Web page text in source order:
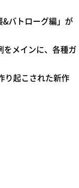
バトローグ編」が
をメインに、各種ガ
り起こされた新作